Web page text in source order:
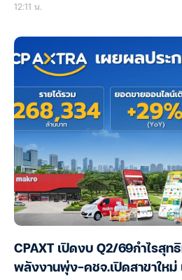
12:11 น.
CPAXT เปิดงบ Q2/69กำไรสุท
พลังงานพุ่ง-คชจ.เปิดสาขาให